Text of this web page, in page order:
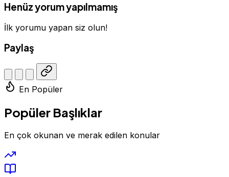
Henüz yorum yapılmamış
İlk yorumu yapan siz olun!
Paylaş
En Popüler
Popüler Başlıklar
En çok okunan ve merak edilen konular